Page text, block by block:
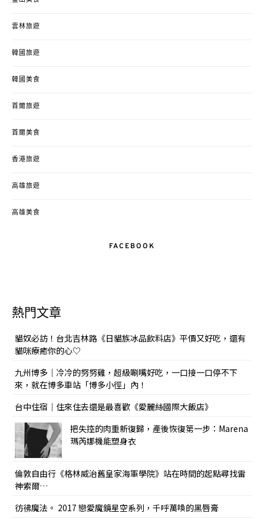
雲林旅遊
韓國旅遊
韓國美食
首爾旅遊
首爾美食
香港旅遊
高雄旅遊
高雄美食
FACEBOOK
熱門文章
貓奴必訪！台北吉林路《日貓族冰品飲料店》平價又好吃，還有
貓咪療癒你的心♡
九州博多｜冷冷的努努雞，超級唰嘴好吃，一口接一口停不下
來，就在博多車站「博多小徑」內！
台中住宿｜住來住去還是最喜歡《愛麗絲國際大飯店》
把失控的肉重新復歸，產後恢復第一步：Marena
瑪芮娜機能塑身衣
倫敦自由行《格林威治舊皇家海軍學院》站在時間的起點尋找雷
神索爾…
彷彿魔法。 2017 戀愛魔鏡星空系列，千呼萬喚的黑唇膏